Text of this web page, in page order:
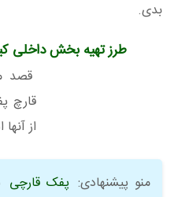
بدی.
طرز تهیه بخش داخلی
قصد
قارچ
از
منو پیشنهادی: پفک قارچی